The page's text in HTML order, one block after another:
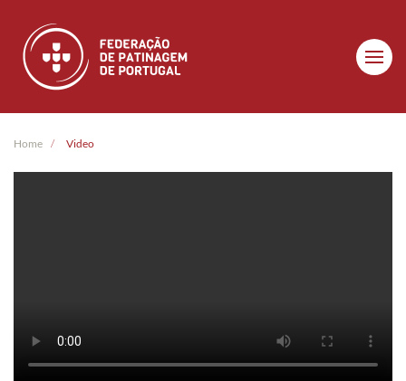
Skip to main content
Home Video